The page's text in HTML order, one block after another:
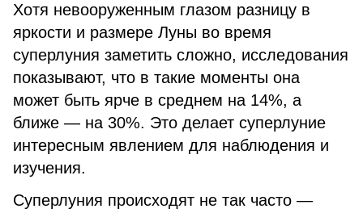
Хотя невооруженным глазом разницу в
яркости и размере Луны во время
суперлуния заметить сложно, исследования
показывают, что в такие моменты она
может быть ярче в среднем на 14%, а
ближе — на 30%. Это делает суперлуние
интересным явлением для наблюдения и
изучения.
Суперлуния происходят не так часто —